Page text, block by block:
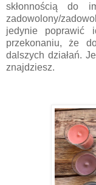
skłonnością do
zadowolony/
jedynie poprawić
przekonaniu, że
dalszych działań.
znajdziesz.